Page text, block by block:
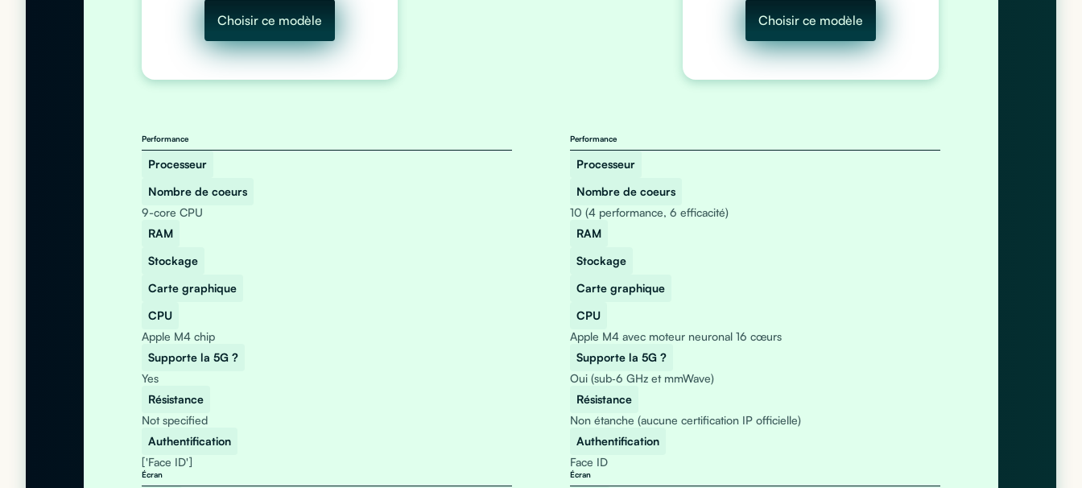
Choisir ce modèle Choisir ce modèle
Performance
Processeur
Nombre de coeurs
9-core CPU
RAM
Stockage
Carte graphique
CPU
Apple M4 chip
Supporte la 5G ?
Yes
Résistance
Not specified
Authentification
['Face ID']
Écran
Performance
Processeur
Nombre de coeurs
10 (4 performance, 6 efficacité)
RAM
Stockage
Carte graphique
CPU
Apple M4 avec moteur neuronal 16 cœurs
Supporte la 5G ?
Oui (sub‑6 GHz et mmWave)
Résistance
Non étanche (aucune certification IP officielle)
Authentification
Face ID
Écran